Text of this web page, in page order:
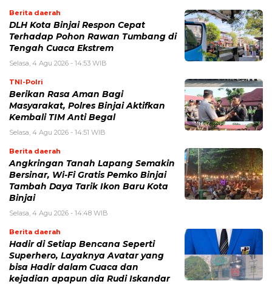
Berita daerah
DLH Kota Binjai Respon Cepat
Terhadap Pohon Rawan Tumbang di
Tengah Cuaca Ekstrem
Selasa, 4 Agu 2026 - 14:53 WIB
TNI-Polri
Berikan Rasa Aman Bagi
Masyarakat, Polres Binjai Aktifkan
Kembali TIM Anti Begal
Selasa, 4 Agu 2026 - 14:51 WIB
Berita daerah
Angkringan Tanah Lapang Semakin
Bersinar, Wi-Fi Gratis Pemko Binjai
Tambah Daya Tarik Ikon Baru Kota
Binjai
Selasa, 4 Agu 2026 - 14:48 WIB
Berita daerah
Hadir di Setiap Bencana Seperti
Superhero, Layaknya Avatar yang
bisa Hadir dalam Cuaca dan
kejadian apapun dia Rudi Iskandar